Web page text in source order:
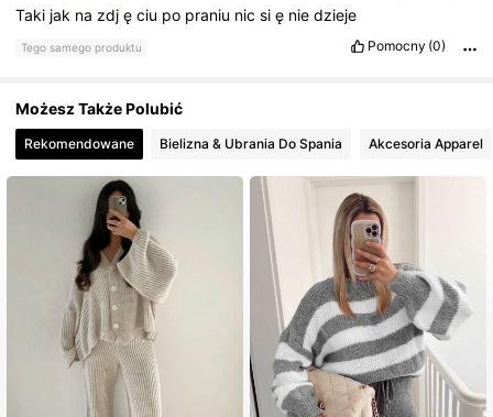
Taki jak na zdjęciu po praniu nicsię niedzieje
Tego samego produktu Pomocny (0)
Możesz Także Polubić
Rekomendowane Bielizna & Ubrania Do Spania Akcesoria Apparel